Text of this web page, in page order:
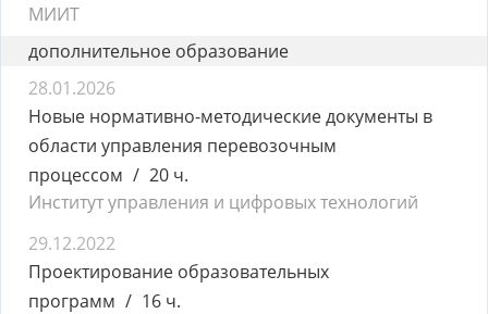
МИИТ
дополнительное образование
28.01.2026
Новые нормативно-методические документы в
области управления перевозочным
процессом
20 ч.
Институт управления и цифровых технологий
29.12.2022
Проектирование образовательных
программ
16 ч.